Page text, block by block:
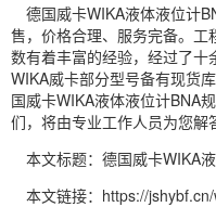
德国威卡WIKA液体液位计
售，价格合理、服务完备。
数有着丰富的经验，经过了
WIKA威卡部分型号备有现货
国威卡WIKA液体液位计BNA
们，将由专业工作人员为您解
本文标题：德国威卡WIKA
本文链接：https://